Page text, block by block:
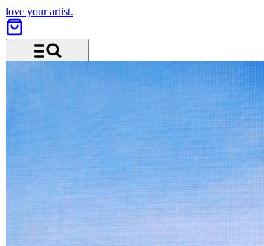
love your artist.
Menü und Suche